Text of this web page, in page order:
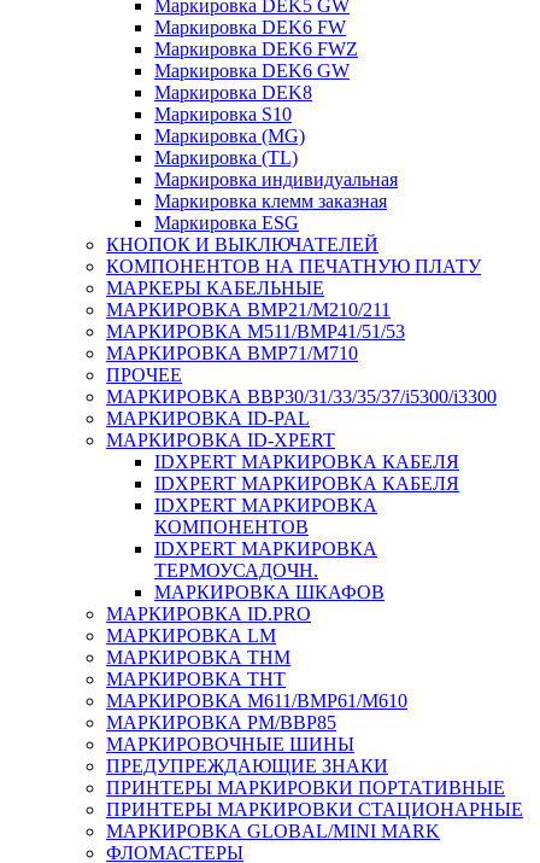
Маркировка DEK5 GW
Маркировка DEK6 FW
Маркировка DEK6 FWZ
Маркировка DEK6 GW
Маркировка DEK8
Маркировка S10
Маркировка (MG)
Маркировка (TL)
Маркировка индивидуальная
Маркировка клемм заказная
Маркировка ESG
КНОПОК И ВЫКЛЮЧАТЕЛЕЙ
КОМПОНЕНТОВ НА ПЕЧАТНУЮ ПЛАТУ
МАРКЕРЫ КАБЕЛЬНЫЕ
МАРКИРОВКА BMP21/M210/211
МАРКИРОВКА M511/BMP41/51/53
МАРКИРОВКА BMP71/M710
ПРОЧЕЕ
МАРКИРОВКА BBP30/31/33/35/37/i5300/i3300
МАРКИРОВКА ID-PAL
МАРКИРОВКА ID-XPERT
IDXPERT МАРКИРОВКА КАБЕЛЯ
IDXPERT МАРКИРОВКА КАБЕЛЯ
IDXPERT МАРКИРОВКА
КОМПОНЕНТОВ
IDXPERT МАРКИРОВКА
ТЕРМОУСАДОЧН.
МАРКИРОВКА ШКАФОВ
МАРКИРОВКА ID.PRO
МАРКИРОВКА LM
МАРКИРОВКА THM
МАРКИРОВКА THT
МАРКИРОВКА M611/BMP61/M610
МАРКИРОВКА PM/BBP85
МАРКИРОВОЧНЫЕ ШИНЫ
ПРЕДУПРЕЖДАЮЩИЕ ЗНАКИ
ПРИНТЕРЫ МАРКИРОВКИ ПОРТАТИВНЫЕ
ПРИНТЕРЫ МАРКИРОВКИ СТАЦИОНАРНЫЕ
МАРКИРОВКА GLOBAL/MINI MARK
ФЛОМАСТЕРЫ